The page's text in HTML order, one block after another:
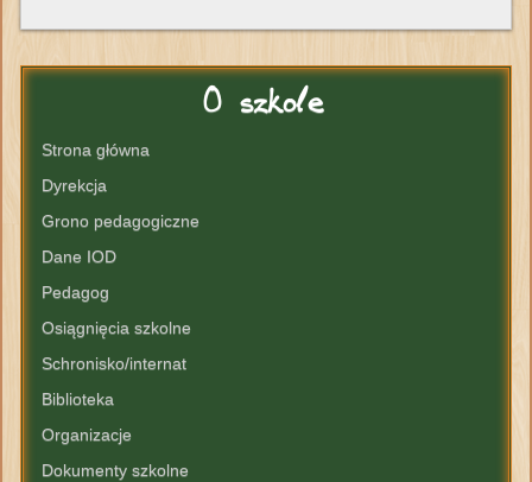
Oszkole
Strona główna
Dyrekcja
Grono pedagogiczne
Dane IOD
Pedagog
Osiągnięcia szkolne
Schronisko/internat
Biblioteka
Organizacje
Dokumenty szkolne